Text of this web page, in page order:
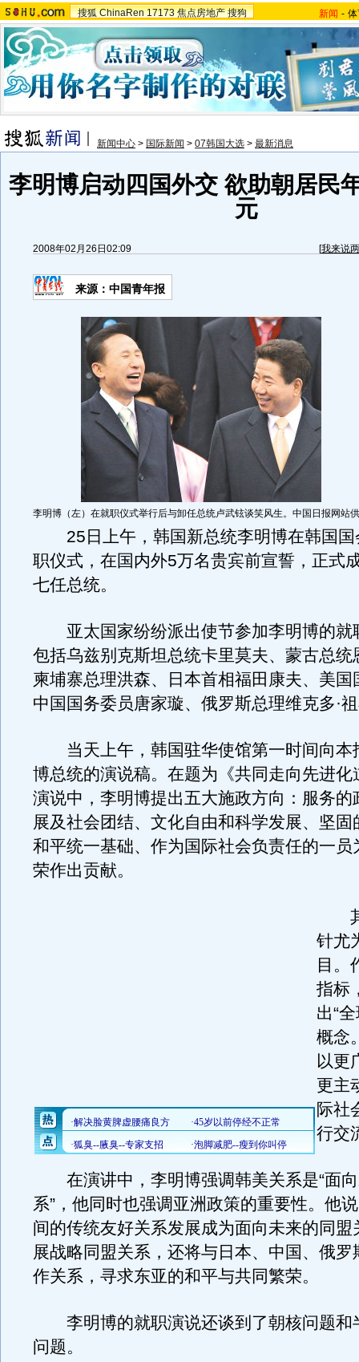
搜狐 ChinaRen 17173 焦点房地产 搜狗 新闻 -
新闻中心 > 国际新闻 > 07韩国大选 > 最新消息
李明博启动四国外交 欲助朝居民
元
2008年02月26日02:09 [我来说
来源：中国青年报
李明博（左）在就职仪式举行后与卸任总统卢武铉谈笑风生。中国日报网站
25日上午，韩国新总统李明博在韩国国
职仪式，在国内外5万名贵宾前宣誓，正式
七任总统。
亚太国家纷纷派出使节参加李明博的就
包括乌兹别克斯坦总统卡里莫夫、蒙古总统
柬埔寨总理洪森、日本首相福田康夫、美国
中国国务委员唐家璇、俄罗斯总理维克多·
当天上午，韩国驻华使馆第一时间向本
博总统的演说稿。在题为《共同走向先进化
演说中，李明博提出五大施政方向：服务的
展及社会团结、文化自由和科学发展、坚固
和平统一基础、作为国际社会负责任的一员
荣作出贡献。
其
针尤
目。
指标
出“
概念
以更
更主
际社
行交
在演讲中，李明博强调韩美关系是“面向
系”，他同时也强调亚洲政策的重要性。他
间的传统友好关系发展成为面向未来的同盟
展战略同盟关系，还将与日本、中国、俄罗
作关系，寻求东亚的和平与共同繁荣。
李明博的就职演说还谈到了朝核问题和
问题。